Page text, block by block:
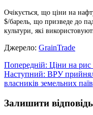
Очікується, що ціни на
$/барель, що призведе до
культури, які
Джерело: GrainTrade
Навігація
записів
Попередній: Ціни на рис
Наступний: ВРУ
власників земельних паїв
Залишити відповідь